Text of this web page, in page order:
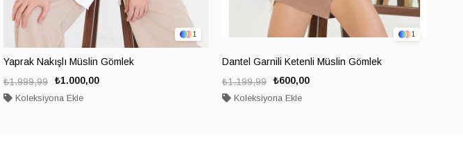
1
Yaprak Nakışlı Müslin Gömlek
₺1.000,00
₺1.999,99
Koleksiyona Ekle
1
Dantel Garnili Ketenli Müslin Gömlek
₺600,00
₺1.199,99
Koleksiyona Ekle